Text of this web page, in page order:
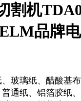
割机
品牌
玻璃纸、醋酸基
通纸、铝箔胶纸